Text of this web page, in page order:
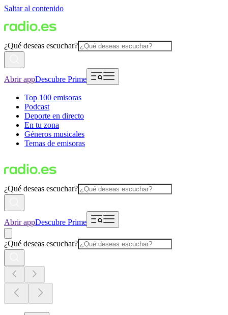
Saltar al contenido
¿Qué deseas escuchar?
Abrir appDescubre Prime
Top 100 emisoras
Podcast
Deporte en directo
En tu zona
Géneros musicales
Temas de emisoras
¿Qué deseas escuchar?
Abrir appDescubre Prime
¿Qué deseas escuchar?